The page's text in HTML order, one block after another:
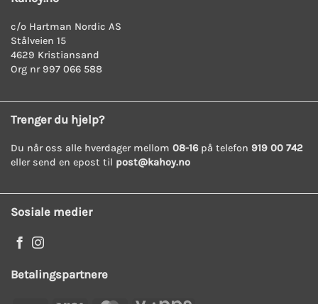
c/o Hartman Nordic AS
Stålveien 15
4629 Kristiansand
Org nr 997 066 588
Trenger du hjelp?
Du når oss alle hverdager mellom 08-16på telefon 919 00 742
eller send en epost til post@kahoy.no
Sosiale medier
Betalingspartnere